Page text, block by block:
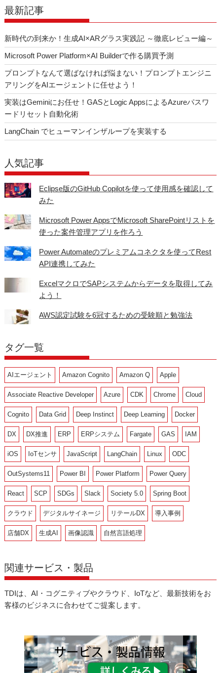
o
k
最新記事
新時代の到来か！生成AI×ARグラス実践記 ～徹底レビュー編～
Microsoft Power Platform×AI Builderで作る購買予測
プロンプトなんて選ばなければ悩まない！プロンプトエンジニ
アリングをAIエージェントに任せよう！
実装はGeminiにお任せ！GASとLogic AppsによるAzureパスワ
ードリセット自動化術
LangChain でヒューマンインザループを実装する
人気記事
Eclipse版のGitHub Copilotを使って使用感を確認して
みた
Microsoft Power AppsでMicrosoft SharePointリストを
使った案件管理アプリを作ろう
Power Automateのプレミアムコネクタを使ってRest
API連携してみた
ExcelマクロでSAPシステムからデータを取得してみ
よう！
AWS認定試験を6冠するための受験順と勉強法
タグ一覧
AIエージェント Amazon Cognito Amazon Q Apple
Associate Reactive Developer Azure CDK Chrome Cloud
Cognito Data Grid Deep Instinct Deep Learning Docker
DX DX推進 ERP ERPシステム Fargate GAS IAM
iOS IoTセンサ JavaScript LangChain Linux ODC
OutSystems11 Power BI Power Platform Power Query
React SCP SDGs Slack Society 5.0 Spring Boot
クラウド デジタルサイネージ リテールDX 導入事例
店舗DX 生成AI 画像認識 自然言語処理
関連サービス・製品
TDIは、AI・コグニティブやクラウド、IoTなど、最新技術をお
客様のビジネスに合わせてご提案します。